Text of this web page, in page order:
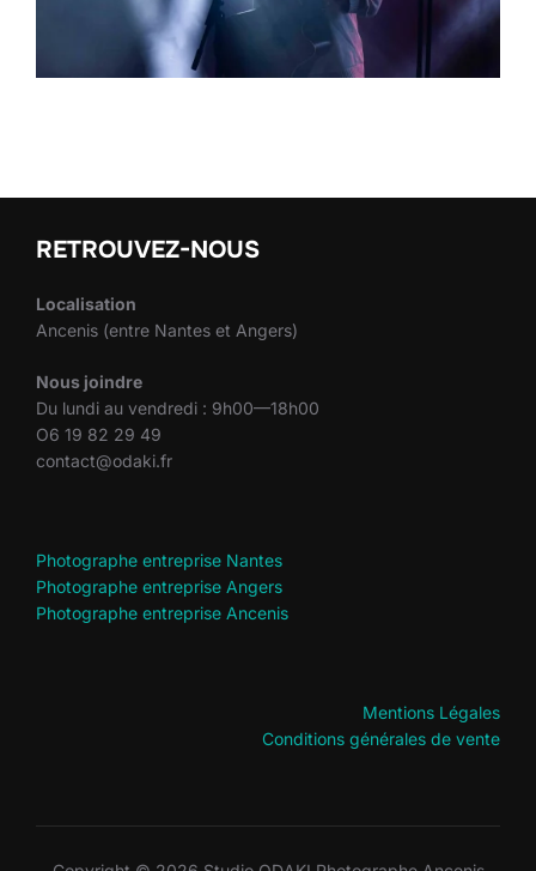
RETROUVEZ-NOUS
Localisation
Ancenis (entre Nantes et Angers)
Nous joindre
Du lundi au vendredi : 9h00—18h00
O6 19 82 29 49
contact@odaki.fr
Photographe entreprise Nantes
Photographe entreprise Angers
Photographe entreprise Ancenis
Mentions Légales
Conditions générales de vente